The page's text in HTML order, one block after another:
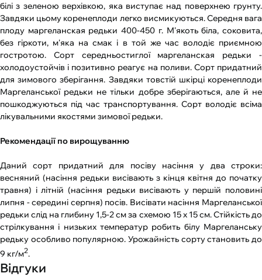
білі з зеленою верхівкою, яка виступає над поверхнею грунту.
Завдяки цьому коренеплоди легко висмикуються. Середня вага
плоду маргеланская редьки 400-450 г. М'якоть біла, соковита,
без гіркоти, м'яка на смак і в той же час володіє приємною
гостротою. Сорт середньостиглої маргеланская редьки -
холодоустойчів і позитивно реагує на поливи. Сорт придатний
для зимового зберігання. Завдяки товстій шкірці коренеплоди
Маргеланської редьки не тільки добре зберігаються, але й не
пошкоджуються під час транспортування. Сорт володіє всіма
лікувальними якостями зимової редьки.
Рекомендації по вирощуванню
Даний сорт придатний для посіву насіння у два строки:
весняний (насіння редьки висівають з кінця квітня до початку
травня) і літній (насіння редьки висівають у першій половині
липня - середині серпня) посів. Висівати насіння Маргеланської
редьки слід на глибину 1,5-2 см за схемою 15 х 15 см. Стійкість до
стрілкування і низьких температур робить білу Маргеланську
редьку особливо популярною. Урожайність сорту становить до
9 кг/м2.
Відгуки